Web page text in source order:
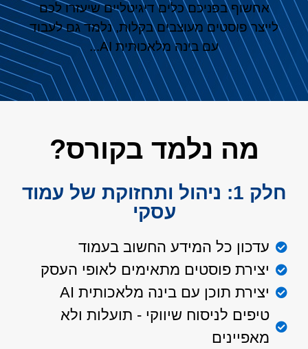
אחשוף בפניכם כלים דיגיטליים שיעזרו לכם
לייצר פוסטים מעוצבים בקלות, נלמד גם לעבוד
עם בינה מלאכותית AI...
מה נלמד בקורס?
חלק 1: ניהול ותחזוקת של עמוד
עסקי
עדכון כל המידע החשוב בעמוד
יצירת פוסטים מתאימים לאופי העסק
יצירת תוכן עם בינה מלאכותית AI
טיפים לניסוח שיווקי - תועלות ולא
מאפיינים